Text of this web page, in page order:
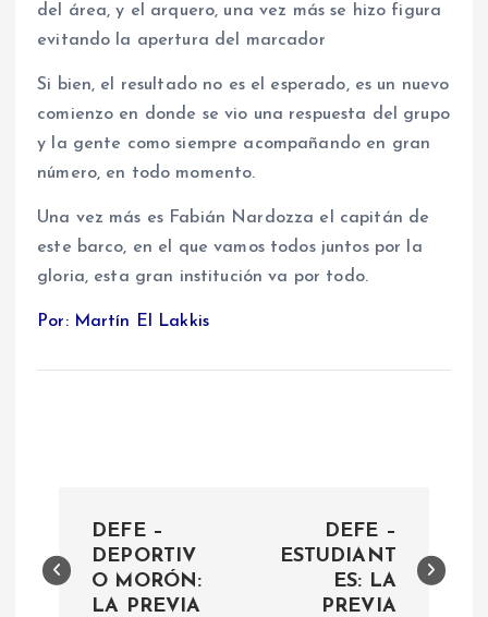
del área, y el arquero, una vez más se hizo figura
evitando la apertura del marcador
Si bien, el resultado no es el esperado, es un nuevo
comienzo en donde se vio una respuesta del grupo
y la gente como siempre acompañando en gran
número, en todo momento.
Una vez más es Fabián Nardozza el capitán de
este barco, en el que vamos todos juntos por la
gloria, esta gran institución va por todo.
Por: Martín El Lakkis
a
DEFE –
DEPORTIV
O MORÓN:
LA PREVIA
DEFE –
ESTUDIANT
ES: LA
PREVIA